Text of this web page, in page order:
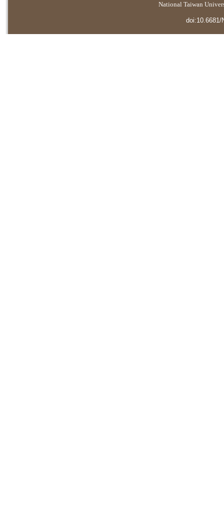
National Taiwan
doi:10.6681/